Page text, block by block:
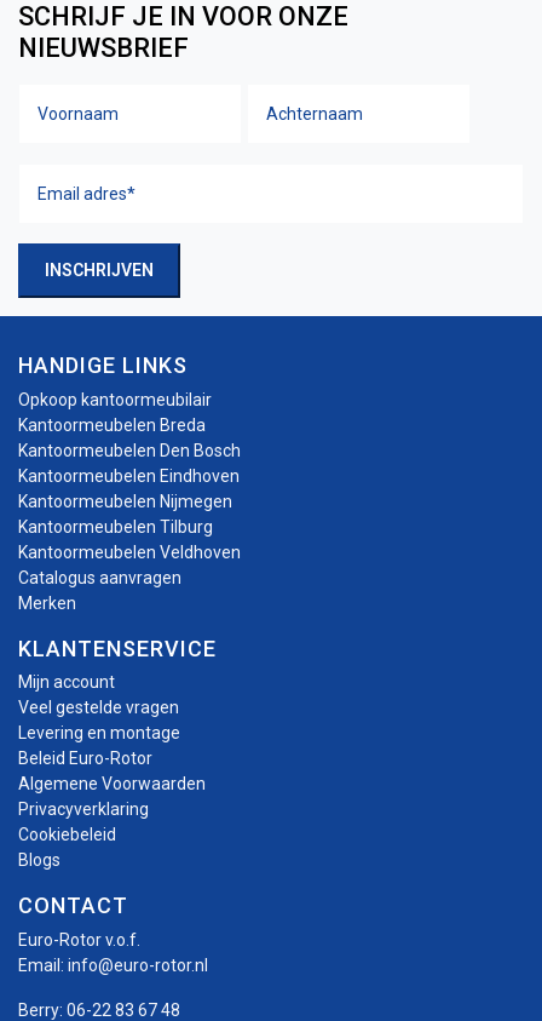
SCHRIJF JE IN VOOR ONZE
NIEUWSBRIEF
Naam
adres(Vereist)
INSCHRIJVEN
HANDIGE LINKS
Opkoop kantoormeubilair
Kantoormeubelen Breda
Kantoormeubelen Den Bosch
Kantoormeubelen Eindhoven
Kantoormeubelen Nijmegen
Kantoormeubelen Tilburg
Kantoormeubelen Veldhoven
Catalogus aanvragen
Merken
KLANTENSERVICE
Mijn account
Veel gestelde vragen
Levering en montage
Beleid Euro-Rotor
Algemene Voorwaarden
Privacyverklaring
Cookiebeleid
Blogs
CONTACT
Euro-Rotor v.o.f.
Email: info@euro-rotor.nl
Berry: 06-22 83 67 48